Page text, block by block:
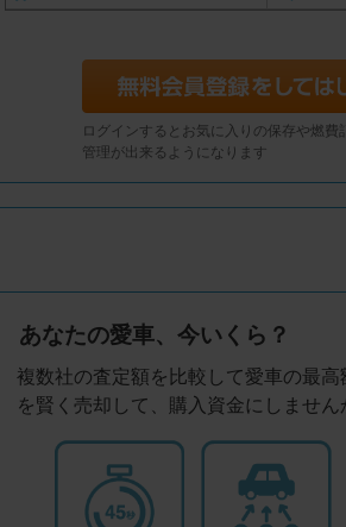
ログインするとお気に入りの保存や燃費
管理が出来るようになります
あなたの愛車、今いくら？
複数社の査定額を比較して愛車の最
を賢く売却して、購入資金にしません